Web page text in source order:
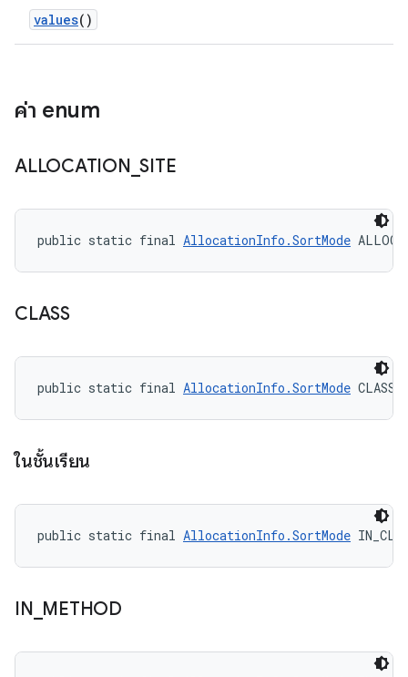
values()
ค่า enum
ALLOCATION _SITE
public static final AllocationInfo.SortMode
CLASS
public static final AllocationInfo.SortMode CLASS
ในชั้นเรียน
public static final AllocationInfo.SortMode
IN METHOD